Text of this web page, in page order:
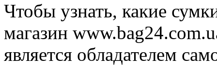
Чтобы узнать, какие
магазин
является обладателем